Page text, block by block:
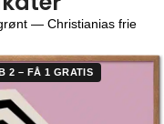
— Christianias frie
2 – FÅ 1 GRATIS